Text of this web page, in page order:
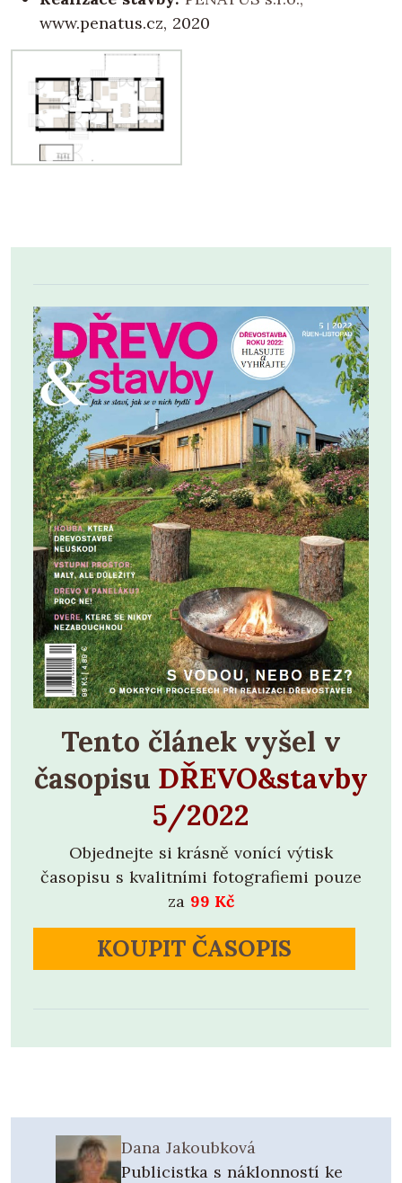
www.penatus.cz, 2020
Tento článek vyšel v
časopisu DŘEVO&stavby
5/2022
Objednejte si krásně vonící výtisk
časopisu s kvalitními fotografiemi pouze
za 99 Kč
KOUPIT ČASOPIS
Dana Jakoubková
Publicistka s náklonností ke